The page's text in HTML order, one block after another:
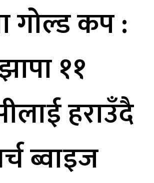
गोल्ड कप :
११
हराउँदै
ब्वाइज